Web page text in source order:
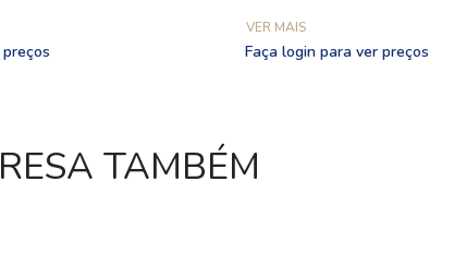
VER MAIS
Faça login para ver preços
TAMBÉM